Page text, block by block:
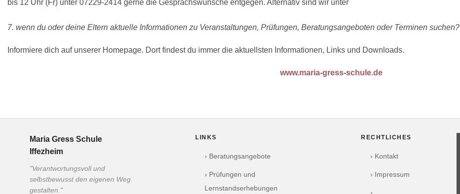
bis 12 Uhr (Fr) unter 07229-2414 gerne die Gesprächswünsche entgegen. Alternativ sind wir unter
7. wenn du oder deine Eltern aktuelle Informationen zu Veranstaltungen, Prüfungen, Beratungsangeboten oder Terminen suchen?
Informiere dich auf unserer Homepage. Dort findest du immer die aktuellsten Informationen, Links und Downloads.
www.maria-gress-schule.de
Maria Gress Schule
Iffezheim
"Verantwortungsvoll und
selbstbewusst den eigenen Weg
gestalten."
LINKS
› Beratungsangebote
› Prüfungen und
Lernstandserhebungen
RECHTLICHES
› Kontakt
› Impressum